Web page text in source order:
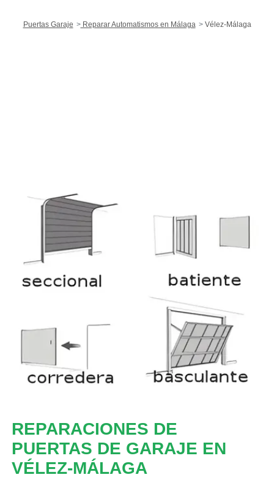
Puertas Garaje Reparar Automatismos en Málaga Vélez-Málaga
REPARACIONES DE
PUERTAS DE GARAJE EN
VÉLEZ-MÁLAGA